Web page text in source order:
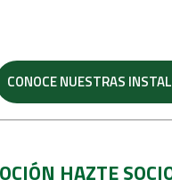
CONOCE NUESTRAS
HAZTE